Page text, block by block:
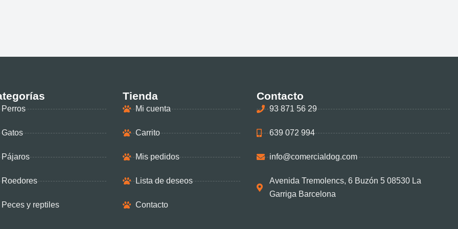
Perros
Gatos
Pájaros
Roedores
Peces y reptiles
Tienda
Mi cuenta
Carrito
Mis pedidos
Lista de deseos
Contacto
Contacto
93 871 56 29
639 072 994
info@comercialdog.com
Avenida Tremolencs, 6 Buzón 5 08530 La
Garriga Barcelona